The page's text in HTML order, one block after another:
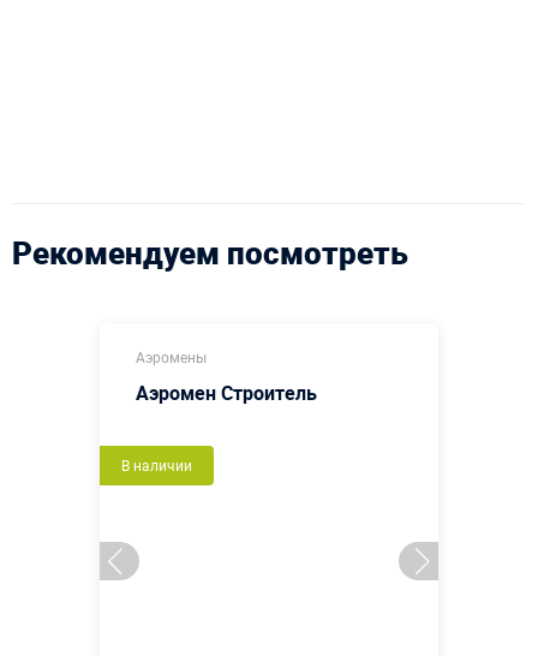
Рекомендуем посмотреть
Аэромены
Аэромен Строитель
В наличии